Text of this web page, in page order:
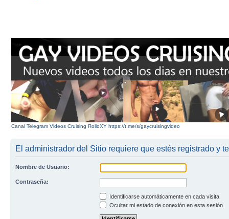
Canal Telegram Videos Cruising RolloXY https://t.me/s/gaycruisingvideo
El administrador del Sitio requiere que estés registrado y
Nombre de Usuario:
Contraseña:
Identificarse automáticamente en cada visita
Ocultar mi estado de conexión en esta sesión